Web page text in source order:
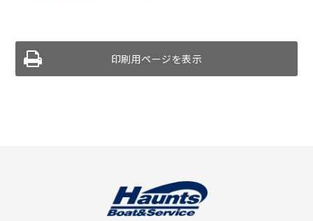
印刷用ページを表示